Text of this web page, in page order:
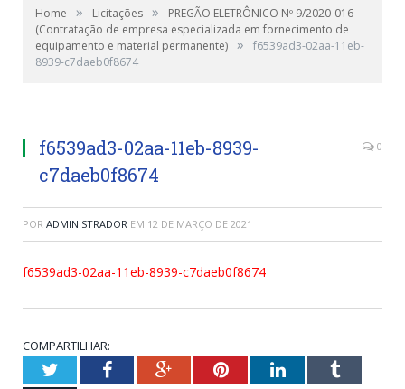
Home » Licitações »
PREGÃO ELETRÔNICO Nº 9/2020-016
(Contratação de empresa especializada em fornecimento de
equipamento e material permanente) »
f6539ad3-02aa-11eb-
8939-c7daeb0f8674
f6539ad3-02aa-11eb-8939-
c7daeb0f8674
0
POR ADMINISTRADOR EM 12 DE MARÇO DE 2021
f6539ad3-02aa-11eb-8939-c7daeb0f8674
COMPARTILHAR:
TwitterFacebookGoogle+PinterestLinkedInTumblr